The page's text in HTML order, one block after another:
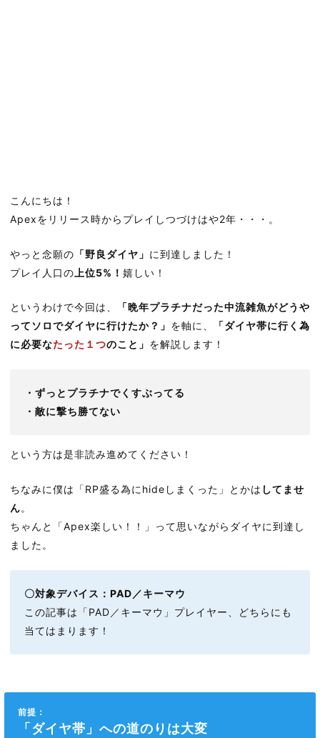
こんにちは！
Apexをリリース時からプレイしつづけはや2年・・・。
やっと念願の 「野良ダイヤ」 に到達しました！
プレイ人口の 上位5%！ 嬉しい！
というわけで今回は、
「晩年プラチナだった中流雑魚がどうや
ってソロでダイヤに行けたか？」 を軸に、
「ダイヤ帯に行く為
に必要なたった１つのこと」 を解説します！
・ずっとプラチナでくすぶってる
・敵に撃ち勝てない
という方は是非読み進めてください！
ちなみに僕は「RP盛る為にhideしまくった」とかは してませ
ん。
ちゃんと「Apex楽しい！！」って思いながらダイヤに到達し
ました。
〇対象デバイス：PAD／キーマウ
この記事は「PAD／キーマウ」プレイヤー、どちらにも
当てはまります！
前提：
「ダイヤ帯」への道のりは大変